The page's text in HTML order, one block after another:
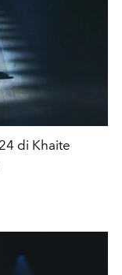
di Khaite